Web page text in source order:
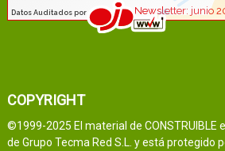
COPYRIGHT
©1999-2025 El material de CONSTRUIBLE
de Grupo Tecma Red S.L. y está protegido